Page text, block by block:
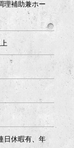
理補助兼ホー
日休暇有、年